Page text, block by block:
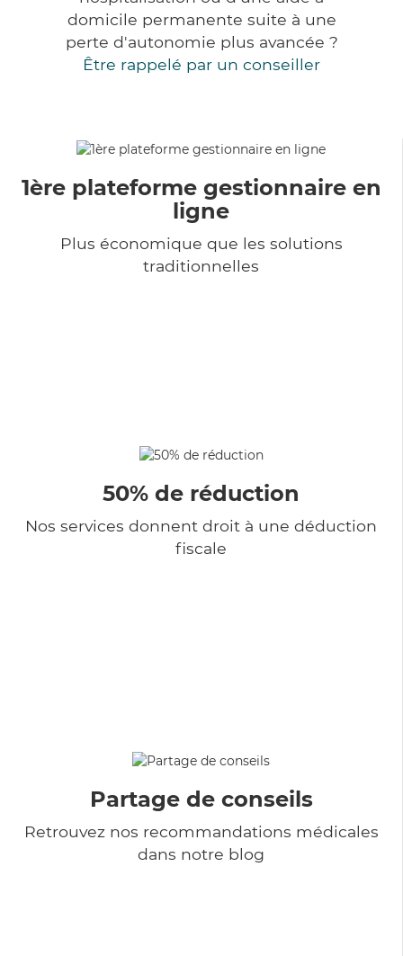
domicile permanente suite à une
perte d'autonomie plus avancée ?
Être rappelé par un conseiller
1ère plateforme gestionnaire en
ligne
Plus économique que les solutions
traditionnelles
50% de réduction
Nos services donnent droit à une déduction
fiscale
Partage de conseils
Retrouvez nos recommandations médicales
dans notre blog